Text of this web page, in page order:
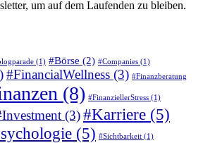
um auf dem Laufenden zu bleiben.
(1) #Börse (2) #Companies (1)
#FinancialWellness (3) #Finanzberatung
(8) #FinanziellerStress (1)
(3)#Karriere (5)
(5) #Sichtbarkeit (1)